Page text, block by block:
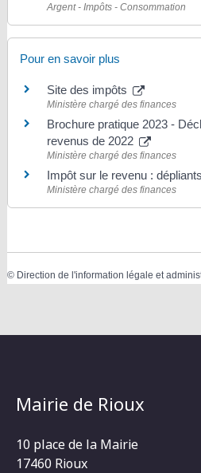
Argent - Impôts - Consommation
Pour en savoir plus
Site des impôts
Ministère chargé des finances
Brochure pratique 2023 -
revenus de 2022
Ministère chargé des finances
Impôt sur le revenu :
Ministère chargé des finances
© Direction de l'information légale et
Mairie de Rioux
10 place de la Mairie
17460 Rioux